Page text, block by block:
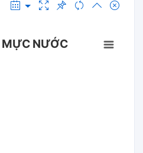
MỰC NƯỚC